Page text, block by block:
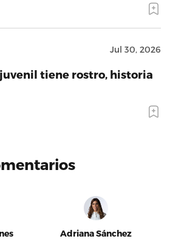
Jul 30, 2026
tiene rostro, historia
Adriana Sánchez